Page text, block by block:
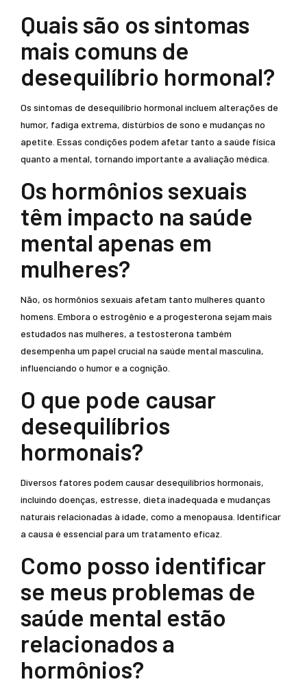
Quais são os sintomas
mais comuns de
desequilíbrio hormonal?
Os sintomas de desequilíbrio hormonal incluem alterações de
humor, fadiga extrema, distúrbios de sono e mudanças no
apetite. Essas condições podem afetar tanto a saúde física
quanto a mental, tornando importante a avaliação médica.
Os hormônios sexuais
têm impacto na saúde
mental apenas em
mulheres?
Não, os hormônios sexuais afetam tanto mulheres quanto
homens. Embora o estrogênio e a progesterona sejam mais
estudados nas mulheres, a testosterona também
desempenha um papel crucial na saúde mental masculina,
influenciando o humor e a cognição.
O que pode causar
desequilíbrios
hormonais?
Diversos fatores podem causar desequilíbrios hormonais,
incluindo doenças, estresse, dieta inadequada e mudanças
naturais relacionadas à idade, como a menopausa. Identificar
a causa é essencial para um tratamento eficaz.
Como posso identificar
se meus problemas de
saúde mental estão
relacionados a
hormônios?